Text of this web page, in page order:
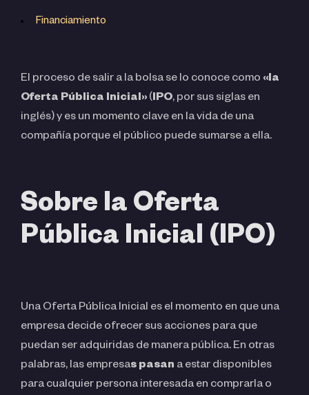
Financiamiento
El proceso de salir a la bolsa se lo conoce como «la
Oferta Pública Inicial» (IPO, por sus siglas en
inglés) y es un momento clave en la vida de una
compañía porque el público puede sumarse a ella.
Sobre la Oferta
Pública Inicial (IPO)
Una Oferta Pública Inicial es el momento en que una
empresa decide ofrecer sus acciones para que
puedan ser adquiridas de manera pública. En otras
palabras, las empresas pasan a estar disponibles
para cualquier persona interesada en comprarla o